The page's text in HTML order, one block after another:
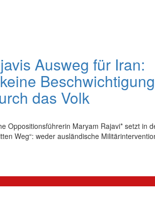
Ausweg für Iran:
Beschwichtigung
das Volk
Oppositionsführerin Maryam Rajavi* setzt in
Weg“: weder ausländische